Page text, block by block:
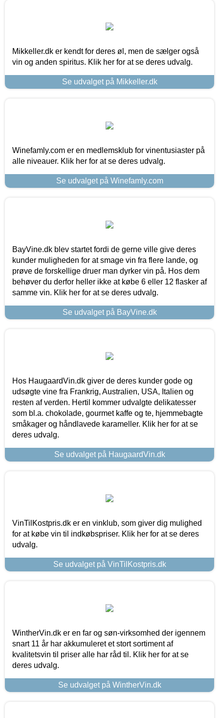
Mikkeller.dk er kendt for deres øl, men de sælger også
vin og anden spiritus. Klik her for at se deres udvalg.
Se udvalget på Mikkeller.dk
Winefamly.com er en medlemsklub for vinentusiaster på
alle niveauer. Klik her for at se deres udvalg.
Se udvalget på Winefamly.com
BayVine.dk blev startet fordi de gerne ville give deres
kunder muligheden for at smage vin fra flere lande, og
prøve de forskellige druer man dyrker vin på. Hos dem
behøver du derfor heller ikke at købe 6 eller 12 flasker af
samme vin. Klik her for at se deres udvalg.
Se udvalget på BayVine.dk
Hos HaugaardVin.dk giver de deres kunder gode og
udsøgte vine fra Frankrig, Australien, USA, Italien og
resten af verden. Hertil kommer udvalgte delikatesser
som bl.a. chokolade, gourmet kaffe og te, hjemmebagte
småkager og håndlavede karameller. Klik her for at se
deres udvalg.
Se udvalget på HaugaardVin.dk
VinTilKostpris.dk er en vinklub, som giver dig mulighed
for at købe vin til indkøbspriser. Klik her for at se deres
udvalg.
Se udvalget på VinTilKostpris.dk
WintherVin.dk er en far og søn-virksomhed der igennem
snart 11 år har akkumuleret et stort sortiment af
kvalitetsvin til priser alle har råd til. Klik her for at se
deres udvalg.
Se udvalget på WintherVin.dk